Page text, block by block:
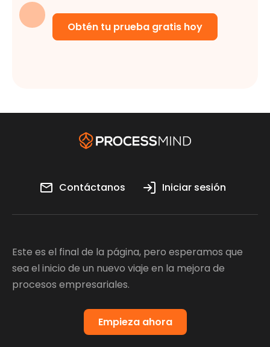
Obtén tu prueba gratis hoy
Contáctanos Iniciar sesión
Este es el final de la página, pero esperamos que
sea el inicio de un nuevo viaje en la mejora de
procesos empresariales.
Empieza ahora